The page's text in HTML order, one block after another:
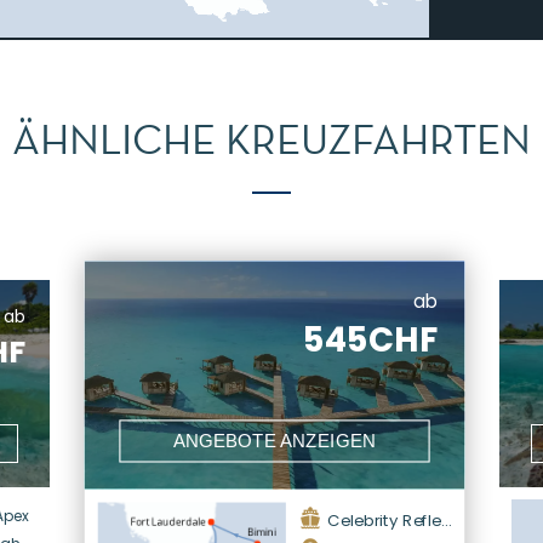
ÄHNLICHE KREUZFAHRTEN
ab
ab
545CHF
ANGEBOTE ANZEIGEN
Celebrity Reflection